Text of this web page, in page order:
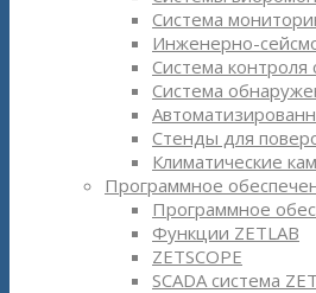
Система
Инженерно-
Система контроля
Система
Стенды для
Климатические
Программное
Программное
Функции ZETLAB
ZETSCOPE
SCADA система